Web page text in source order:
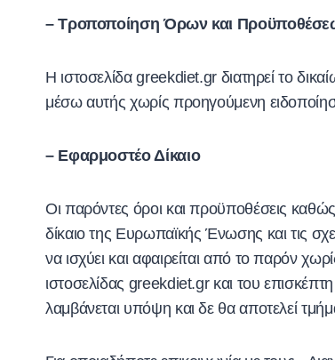
– Τροποποίηση Όρων και
Η ιστοσελίδα greekdiet.gr διατηρεί το
μέσω αυτής χωρίς προηγούμενη
– Εφαρμοστέο Δίκαιο
Οι παρόντες όροι και προϋποθέσεις
δίκαιο της Ευρωπαϊκής Ένωσης και τις
να ισχύει και αφαιρείται από το παρόν
ιστοσελίδας greekdiet.gr και του
λαμβάνεται υπόψη και δε θα αποτελεί